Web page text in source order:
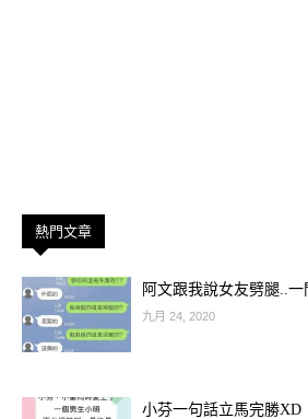
熱門文章
阿文跟我說女友劈腿..一
九月 24, 2020
小芬一句話立馬完勝XD